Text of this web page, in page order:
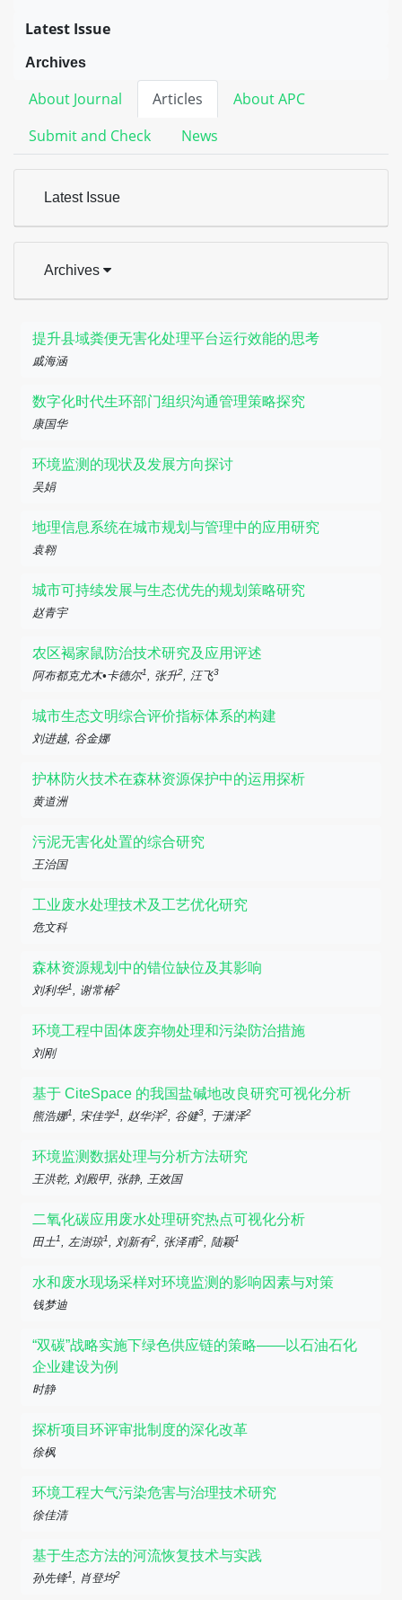
Latest Issue
Archives
About Journal Articles
About APC
Submit and Check
News
Latest Issue
Archives
提升县域粪便无害化处理平台运行效能的思考
戚海涵
数字化时代生环部门组织沟通管理策略探究
康国华
环境监测的现状及发展方向探讨
吴娟
地理信息系统在城市规划与管理中的应用研究
袁翱
城市可持续发展与生态优先的规划策略研究
赵青宇
农区褐家鼠防治技术研究及应用评述
阿布都克尤木•卡德尔1, 张升2, 汪飞3
城市生态文明综合评价指标体系的构建
刘进越, 谷金娜
护林防火技术在森林资源保护中的运用探析
黄道洲
污泥无害化处置的综合研究
王治国
工业废水处理技术及工艺优化研究
危文科
森林资源规划中的错位缺位及其影响
刘利华1, 谢常椿2
环境工程中固体废弃物处理和污染防治措施
刘刚
基于 CiteSpace 的我国盐碱地改良研究可视化分析
熊浩娜1, 宋佳学1, 赵华洋2, 谷健3, 于潇泽2
环境监测数据处理与分析方法研究
王洪乾, 刘殿甲, 张静, 王效国
二氧化碳应用废水处理研究热点可视化分析
田土1, 左澍琼1, 刘新有2, 张泽甫2, 陆颖1
水和废水现场采样对环境监测的影响因素与对策
钱梦迪
“双碳”战略实施下绿色供应链的策略——以石油石化
企业建设为例
时静
探析项目环评审批制度的深化改革
徐枫
环境工程大气污染危害与治理技术研究
徐佳清
基于生态方法的河流恢复技术与实践
孙先锋1, 肖登均2